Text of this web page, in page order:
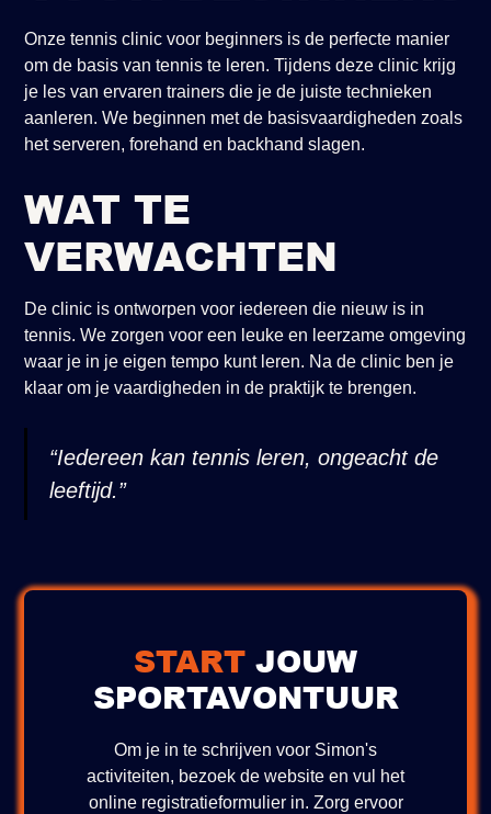
Onze tennis clinic voor beginners is de perfecte manier
om de basis van tennis te leren. Tijdens deze clinic krijg
je les van ervaren trainers die je de juiste technieken
aanleren. We beginnen met de basisvaardigheden zoals
het serveren, forehand en backhand slagen.
WAT TE
VERWACHTEN
De clinic is ontworpen voor iedereen die nieuw is in
tennis. We zorgen voor een leuke en leerzame omgeving
waar je in je eigen tempo kunt leren. Na de clinic ben je
klaar om je vaardigheden in de praktijk te brengen.
“Iedereen kan tennis leren, ongeacht de
leeftijd.”
START JOUW
SPORTAVONTUUR
Om je in te schrijven voor Simon's
activiteiten, bezoek de website en vul het
online registratieformulier in. Zorg ervoor